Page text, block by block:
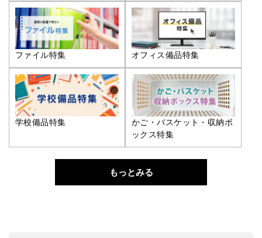
ファイル特集 オフィス備品特集
学校備品特集
かご・バスケット・収納ボ
ックス特集
もっとみる